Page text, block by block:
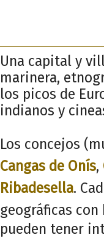
Una capital y
marinera,
los picos de
indianos y
Los concejos
Cangas de Onís,
Ribadesella.
geográficas con
pueden tener